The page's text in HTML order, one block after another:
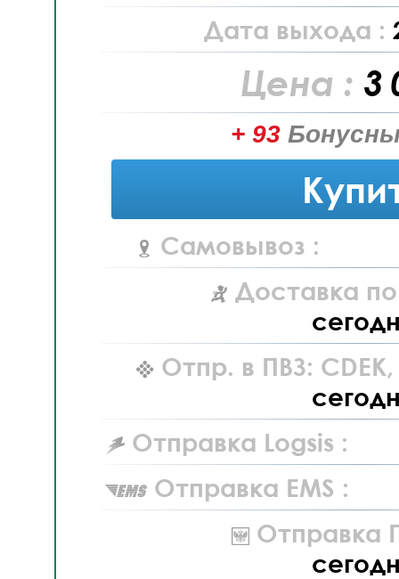
Дата выхода :
Цена : 3
+ 93
Самовывоз :
Доставка
Отпр. в ПВЗ: CDEK,
Отправка Logsis :
Отправка EMS :
Отправка